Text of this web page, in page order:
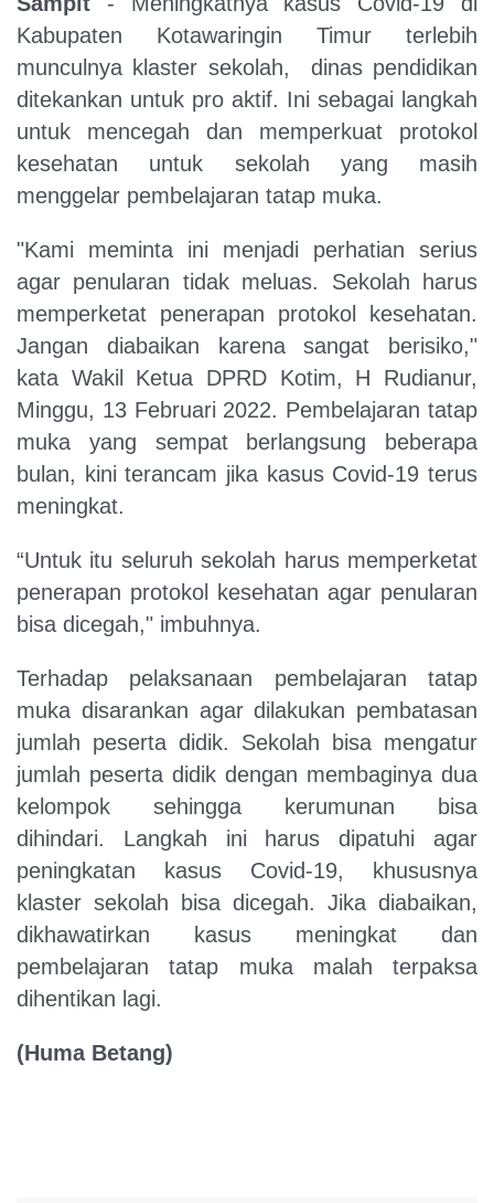
Kabupaten Kotawaringin Timur terlebih
munculnya klaster sekolah, dinas pendidikan
ditekankan untuk pro aktif. Ini sebagai langkah
untuk mencegah dan memperkuat protokol
kesehatan untuk sekolah yang masih
menggelar pembelajaran tatap muka.
"Kami meminta ini menjadi perhatian serius
agar penularan tidak meluas. Sekolah harus
memperketat penerapan protokol kesehatan.
Jangan diabaikan karena sangat berisiko,"
kata Wakil Ketua DPRD Kotim, H Rudianur,
Minggu, 13 Februari 2022. Pembelajaran tatap
muka yang sempat berlangsung beberapa
bulan, kini terancam jika kasus Covid-19 terus
meningkat.
“Untuk itu seluruh sekolah harus memperketat
penerapan protokol kesehatan agar penularan
bisa dicegah," imbuhnya.
Terhadap pelaksanaan pembelajaran tatap
muka disarankan agar dilakukan pembatasan
jumlah peserta didik. Sekolah bisa mengatur
jumlah peserta didik dengan membaginya dua
kelompok sehingga kerumunan bisa
dihindari. Langkah ini harus dipatuhi agar
peningkatan kasus Covid-19, khususnya
klaster sekolah bisa dicegah. Jika diabaikan,
dikhawatirkan kasus meningkat dan
pembelajaran tatap muka malah terpaksa
dihentikan lagi.
(Huma Betang)